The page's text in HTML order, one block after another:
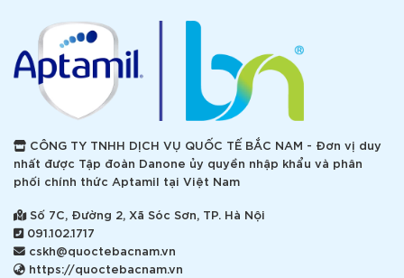
CÔNG TY TNHH DỊCH VỤ QUỐC TẾ BẮC NAM - Đơn vị duy
nhất được Tập đoàn Danone ủy quyền nhập khẩu và phân
phối chính thức Aptamil tại Việt Nam
Số 7C, Đường 2, Xã Sóc Sơn, TP. Hà Nội
091.102.1717
cskh@quoctebacnam.vn
https://quoctebacnam.vn